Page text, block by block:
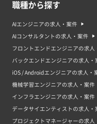
職種から探す
AIエンジニアの求人・案件
AIコンサルタントの求人・案件
フロントエンドエンジニアの求人
バックエンドエンジニアの求人・
iOS / Androidエンジニアの求人・
機械学習エンジニアの求人・案件
インフラエンジニアの求人・案件
データサイエンティストの求人・
プロジェクトマネージャーの求人